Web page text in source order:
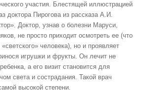
участия. Блестящей иллюстрацией
доктора Пирогова из рассказа А.И.
Доктор, узнав о болезни Маруси,
не просто приходит осмотреть ее (что
человека), но и проявляет
игрушки и фрукты. Он лечит не
а его визит становится для
света и сострадания. Такой врач
высокой степени.